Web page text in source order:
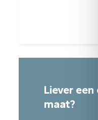
Liever een
maat?